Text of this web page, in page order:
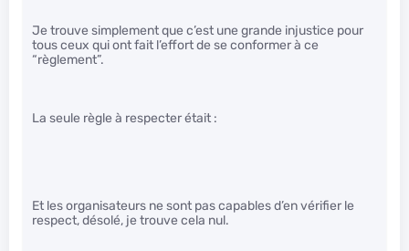
Je trouve simplement que c’est une grande injustice pour
tous ceux qui ont fait l’effort de se conformer à ce
“règlement”.
La seule règle à respecter était :
Et les organisateurs ne sont pas capables d’en vérifier le
respect, désolé, je trouve cela nul.